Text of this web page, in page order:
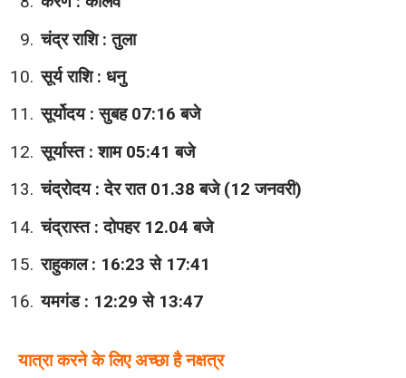
चंद्र राशि : तुला
सूर्य राशि : धनु
सूर्योदय : सुबह 07:16 बजे
सूर्यास्त : शाम 05:41 बजे
चंद्रोदय : देर रात 01.38 बजे (12 जनवरी)
चंद्रास्त : दोपहर 12.04 बजे
राहुकाल : 16:23 से 17:41
यमगंड : 12:29 से 13:47
यात्रा करने के लिए अच्छा है नक्षत्र